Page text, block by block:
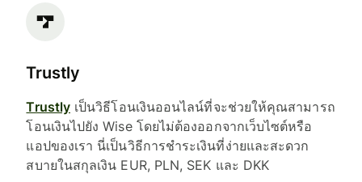
Trustly
Trustly เป็นวิธีโอนเงินออนไลน์ที่จะช่วยให้คุณสามารถ
โอนเงินไปยัง Wise โดยไม่ต้องออกจากเว็บไซต์หรือ
แอปของเรา นี่เป็นวิธีการชำระเงินที่ง่ายและสะดวก
สบายในสกุลเงิน EUR, PLN, SEK และ DKK